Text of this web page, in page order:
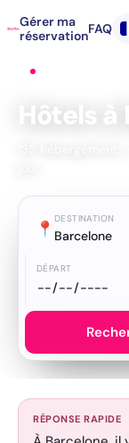
Gérer ma
réservationFAQ
Hôtels à
📍 DESTINATION
Barcelone
DÉPART
RÉPONSE RAPIDE